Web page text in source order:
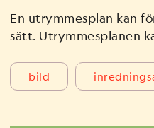
En utrymmesplan kan
sätt. Utrymmesplanen
bild